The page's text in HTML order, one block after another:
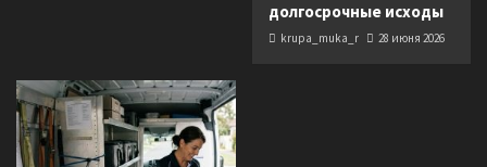
долгосрочные исходы
krupa_muka_r 28 июня 2026